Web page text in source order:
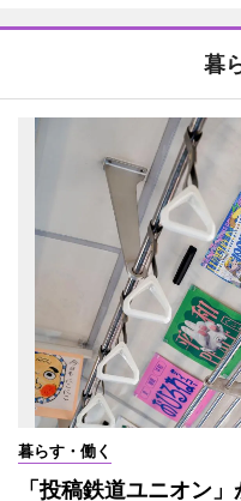
暮
暮らす・働く
「投稿鉄道ユニオン